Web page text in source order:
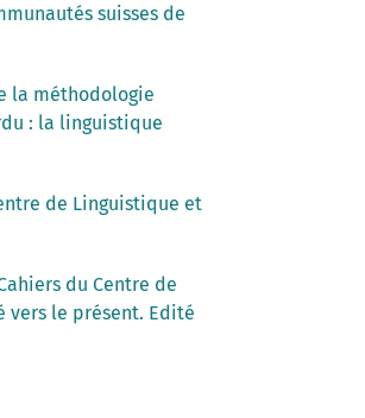
suisses de
la méthodologie
: la linguistique
de Linguistique et
du Centre de
vers le présent. Edité